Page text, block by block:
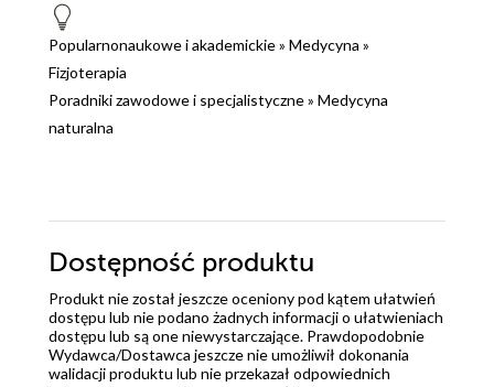
Popularnonaukowe i akademickie» Medycyna »
Fizjoterapia
Poradniki zawodowe i specjalistyczne» Medycyna
naturalna
Dostępność produktu
Produkt nie został jeszcze oceniony pod kątem ułatwień
dostępu lub nie podano żadnych informacji o ułatwieniach
dostępu lub są one niewystarczające. Prawdopodobnie
Wydawca/Dostawca jeszcze nie umożliwił dokonania
walidacji produktu lub nie przekazał odpowiednich